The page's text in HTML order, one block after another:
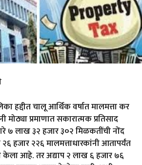
हद्दीत चालू आर्थिक वर्षात मालमत्ता कर
मोठ्या प्रमाणात सकारात्मक प्रतिसाद
७ लाख ३२ हजार ३०२ मिळकतींची नोंद
हजार २२६ मालमत्ताधारकांनी आतापर्यंत
केला आहे. तर अद्याप २ लाख ६ हजार ७६